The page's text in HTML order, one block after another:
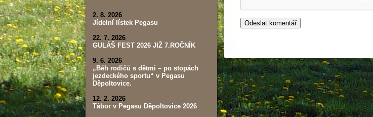
2. 8. 2026
Jídelní lístek Pegasu
22. 7. 2026
GULÁŠ FEST 2026 JIŽ 7.ROČNÍK
9. 6. 2026
„Běh rodičů s dětmi – po stopách
jezdeckého sportu“ v Pegasu
Děpoltovice.
12. 2. 2026
Tábor v Pegasu Děpoltovice 2026